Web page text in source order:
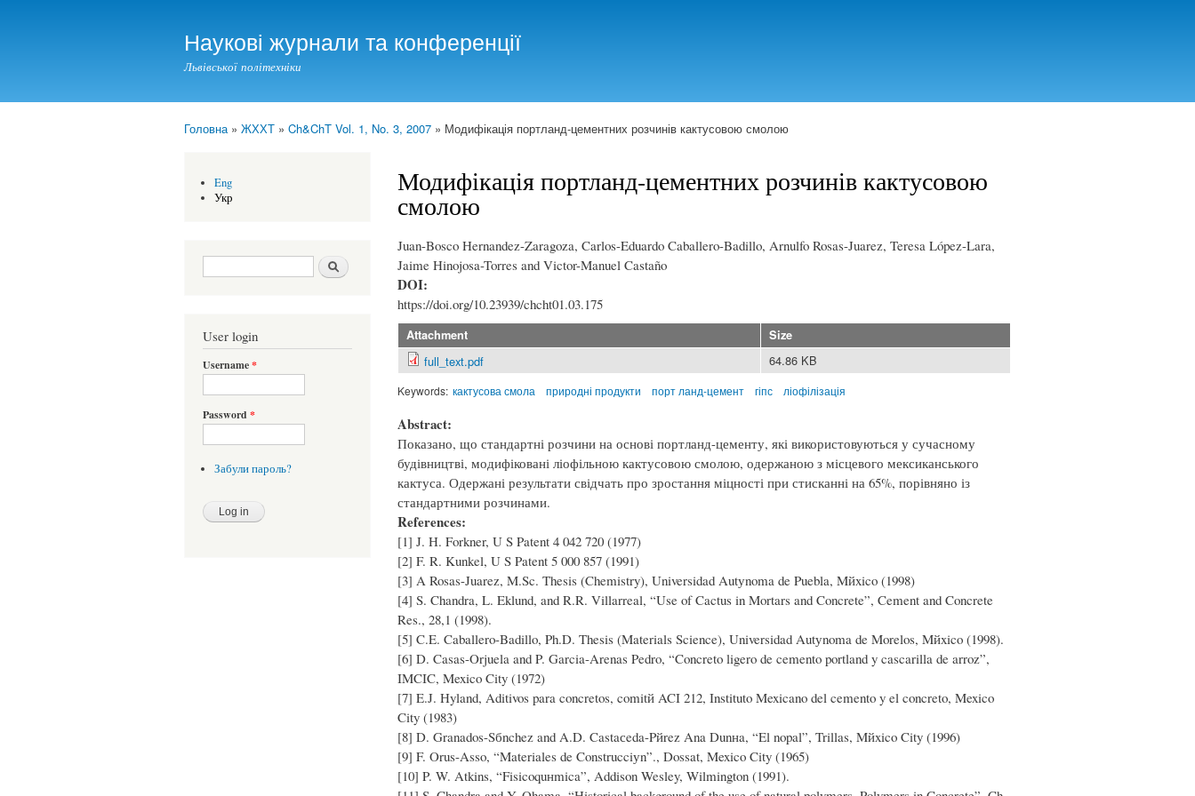
Наукові журнали та конференції
Львівської політехніки
Головна» ЖХХТ » Ch&ChT Vol. 1, No. 3, 2007 » Модифікація портланд-цементних розчинів кактусовою смолою
Eng
Укр
Search form Шукати
User login
Username*
Password *
Забули пароль?
Модифікація портланд-цементних розчинів кактусовою
смолою
Juan-Bosco Hernandez-Zaragoza, Carlos-Eduardo Caballero-Badillo, Arnulfo Rosas-Juarez, Teresa López-Lara,
Jaime Hinojosa-Torres and Victor-Manuel Castaño
DOI:
https://doi.org/10.23939/chcht01.03.175
Attachment Size
full_text.pdf 64.86 KB
Keywords: кактусова смола природні продукти порт ланд-цемент гіпс ліофілізація
Abstract:
Показано, що стандартні розчини на основі портланд-цементу, які використовуються у сучасному
будівництві, модифіковані ліофільною кактусовою смолою, одержаною з місцевого мексиканського
кактуса. Одержані результати свідчать про зростання міцності при стисканні на 65%, порівняно із
стандартними розчинами.
References:
[1] J. H. Forkner, U S Patent 4 042 720 (1977)
[2] F. R. Kunkel, U S Patent 5 000 857 (1991)
[3] A Rosas-Juarez, M.Sc. Thesis (Chemistry), Universidad Autуnoma de Puebla, Mйxico (1998)
[4] S. Chandra, L. Eklund, and R.R. Villarreal, “Use of Cactus in Mortars and Concrete”, Cement and Concrete
Res., 28,1 (1998).
[5] C.E. Caballero-Badillo, Ph.D. Thesis (Materials Science), Universidad Autуnoma de Morelos, Mйxico (1998).
[6] D. Casas-Orjuela and P. Garcia-Arenas Pedro, “Concreto ligero de cemento portland y cascarilla de arroz”,
IMCIC, Mexico City (1972)
[7] E.J. Hyland, Aditivos para concretos, comitй ACI 212, Instituto Mexicano del cemento y el concreto, Mexico
City (1983)
[8] D. Granados-Sбnchez and A.D. Castaсeda-Pйrez Ana Dunнa, “El nopal”, Trillas, Mйxico City (1996)
[9] F. Orus-Asso, “Materiales de Construcciуn”., Dossat, Mexico City (1965)
[10] P. W. Atkins, “Fisicoquнmica”, Addison Wesley, Wilmington (1991).